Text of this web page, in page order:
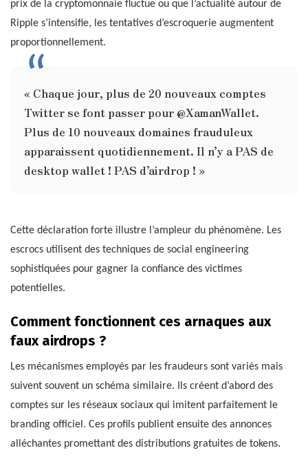
prix de la cryptomonnaie fluctue ou que l’actualité autour de
Ripple s’intensifie, les tentatives d’escroquerie augmentent
proportionnellement.
« Chaque jour, plus de 20 nouveaux comptes
Twitter se font passer pour @XamanWallet.
Plus de 10 nouveaux domaines frauduleux
apparaissent quotidiennement. Il n’y a PAS de
desktop wallet ! PAS d’airdrop ! »
Cette déclaration forte illustre l’ampleur du phénomène. Les
escrocs utilisent des techniques de social engineering
sophistiquées pour gagner la confiance des victimes
potentielles.
Comment fonctionnent ces arnaques aux
faux airdrops ?
Les mécanismes employés par les fraudeurs sont variés mais
suivent souvent un schéma similaire. Ils créent d’abord des
comptes sur les réseaux sociaux qui imitent parfaitement le
branding officiel. Ces profils publient ensuite des annonces
alléchantes promettant des distributions gratuites de tokens.